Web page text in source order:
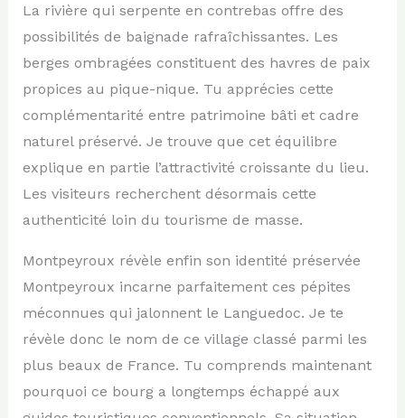
La rivière qui serpente en contrebas offre des
possibilités de baignade rafraîchissantes. Les
berges ombragées constituent des havres de paix
propices au pique-nique. Tu apprécies cette
complémentarité entre patrimoine bâti et cadre
naturel préservé. Je trouve que cet équilibre
explique en partie l’attractivité croissante du lieu.
Les visiteurs recherchent désormais cette
authenticité loin du tourisme de masse.
Montpeyroux révèle enfin son identité préservée
Montpeyroux incarne parfaitement ces pépites
méconnues qui jalonnent le Languedoc. Je te
révèle donc le nom de ce village classé parmi les
plus beaux de France. Tu comprends maintenant
pourquoi ce bourg a longtemps échappé aux